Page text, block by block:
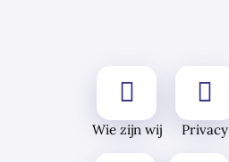
Wie zijn wij Privacy